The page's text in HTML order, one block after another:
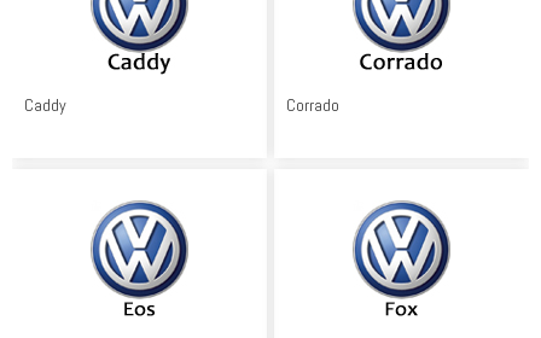
Caddy Corrado